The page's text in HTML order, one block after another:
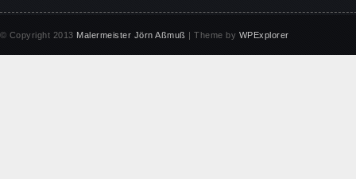
© Copyright 2013 Malermeister Jörn Aßmuß | Theme by WPExplorer